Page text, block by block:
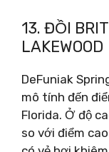
13. ĐỒI
LAKEWOOD
DeFuniak
mô tính đến
Florida. Ở độ
so với điểm